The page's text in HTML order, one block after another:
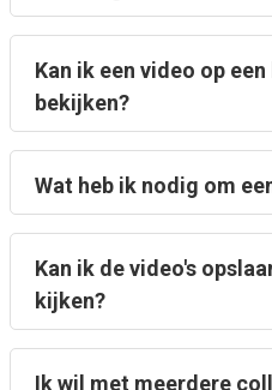
Kan ik een video op
bekijken?
Wat heb ik nodig om
Kan ik de video's
kijken?
Ik wil met meerdere